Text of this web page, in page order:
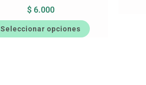
$6.000
Seleccionar opciones